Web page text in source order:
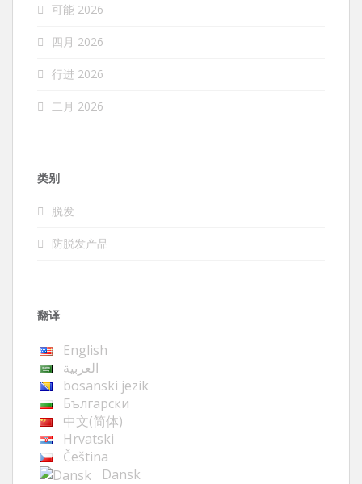
可能 2026
四月 2026
行进 2026
二月 2026
类别
脱发
防脱发产品
翻译
English
العربية
bosanski jezik
Български
中文(简体)
Hrvatski
Čeština
Dansk